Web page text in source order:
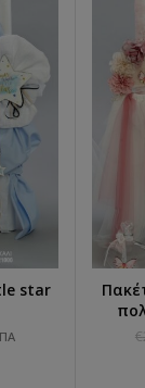
star
€